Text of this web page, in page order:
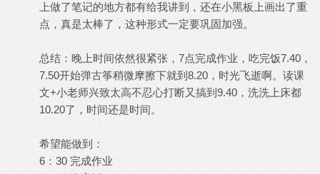
上做了笔记的地方都有给我讲到，还在小黑板上画出了重
点，真是太棒了，这种形式一定要巩固加强。
总结：晚上时间依然很紧张，7点完成作业，吃完饭7.40，
7.50开始弹古筝稍微摩擦下就到8.20，时光飞逝啊。读课
文+小老师兴致太高不忍心打断又搞到9.40，洗洗上床都
10.20了，时间还是时间。
希望能做到：
6：30 完成作业